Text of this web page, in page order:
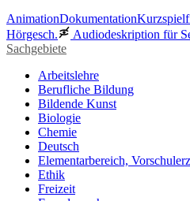
AnimationDokumentation
Hörgesch.
Audiodeskription für
Sachgebiete
Arbeitslehre
Berufliche Bildung
Bildende Kunst
Biologie
Chemie
Deutsch
Elementarbereich,
Ethik
Freizeit